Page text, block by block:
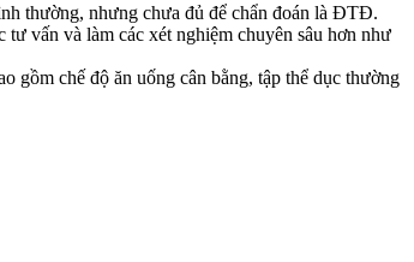
thường, nhưng chưa đủ để chẩn đoán là ĐTĐ.
vấn và làm các xét nghiệm chuyên sâu hơn như
gồm chế độ ăn uống cân bằng, tập thể dục thường